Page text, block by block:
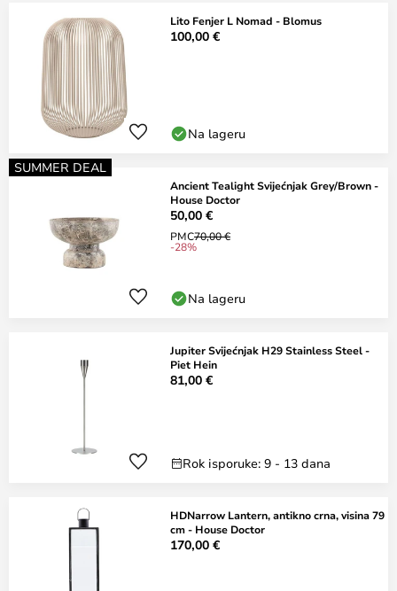
Lito Fenjer L Nomad - Blomus
100,00 €
Na lageru
SUMMER DEAL
Ancient Tealight Svijećnjak Grey/Brown -
House Doctor
50,00 €
PMC70,00 €
-28%
Na lageru
Jupiter Svijećnjak H29 Stainless Steel -
Piet Hein
81,00 €
Rok isporuke: 9 - 13 dana
HDNarrow Lantern, antikno crna, visina 79
cm - House Doctor
170,00 €